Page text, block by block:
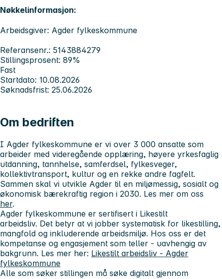
Nøkkelinformasjon:
Arbeidsgiver: Agder fylkeskommune
Referansenr.: 5143884279
Stillingsprosent: 89%
Fast
Startdato: 10.08.2026
Søknadsfrist: 25.06.2026
Om bedriften
I Agder fylkeskommune er vi over 3 000 ansatte som
arbeider med videregående opplæring, høyere yrkesfaglig
utdanning, tannhelse, samferdsel, fylkesveger,
kollektivtransport, kultur og en rekke andre fagfelt.
Sammen skal vi utvikle Agder til en miljømessig, sosialt og
økonomisk bærekraftig region i 2030. Les mer om oss
her.
Agder fylkeskommune er sertifisert i Likestilt
arbeidsliv. Det betyr at vi jobber systematisk for likestilling,
mangfold og inkluderende arbeidsmiljø. Hos oss er det
kompetanse og engasjement som teller - uavhengig av
bakgrunn. Les mer her: Likestilt arbeidsliv - Agder
fylkeskommune
Alle som søker stillingen må søke digitalt gjennom